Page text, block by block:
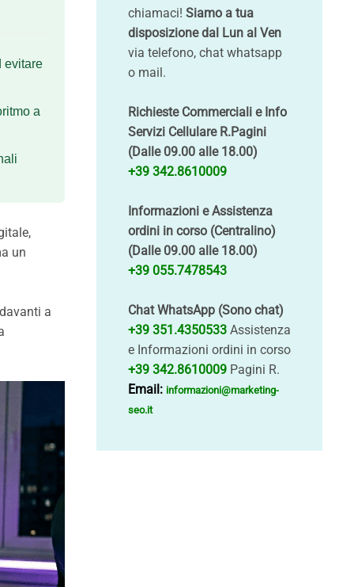
evitare
a
un
a
chiamaci! Siamo a tua
disposizione dal Lun al Ven
via telefono, chat whatsapp
o mail.
Richieste Commerciali e Info
Servizi Cellulare R.Pagini
(Dalle 09.00 alle 18.00)
+39 342.8610009
Informazioni e Assistenza
ordini in corso (Centralino)
(Dalle 09.00 alle 18.00)
+39 055.7478543
Chat WhatsApp (Sono chat)
+39 351.4350533 Assistenza
e Informazioni ordini in corso
+39 342.8610009 Pagini R.
Email: informazioni@marketing-
seo.it